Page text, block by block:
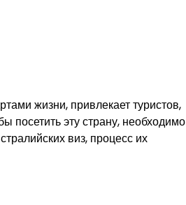
жизни, привлекает туристов,
посетить эту страну, необходимо
виз, процесс их